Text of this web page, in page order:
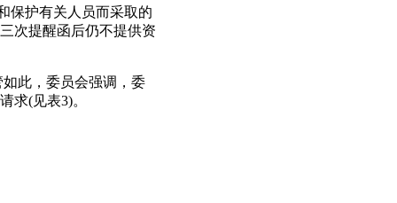
保护有关人员而采取的
次提醒函后仍不提供资
此，委员会强调，委
求(见表3)。